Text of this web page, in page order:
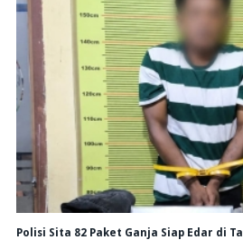
Polisi Sita 82 Paket Ganja Siap Edar di